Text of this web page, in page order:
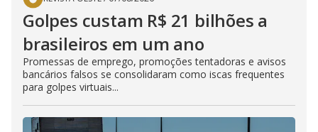
Golpes custam R$ 21 bilhões a
brasileiros em um ano
Promessas de emprego, promoções tentadoras e avisos
bancários falsos se consolidaram como iscas frequentes
para golpes virtuais...